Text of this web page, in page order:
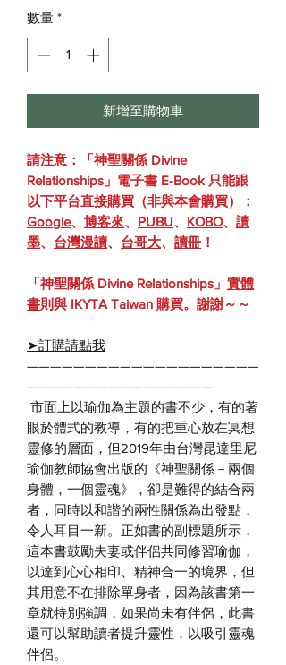
數量 *
新增至購物車
請注意：「神聖關係 Divine
Relationships」電子書 E-Book 只能跟
以下平台直接購買（非與本會購買）：
Google、 博客來、 PUBU、 KOBO、 讀
墨、 台灣漫讀、 台哥大、 讀冊 ！
「神聖關係 Divine Relationships」 實體
書則與 IKYTA Taiwan 購買。謝謝～～
➤訂購請點我
————————————————————
————————————————
市面上以瑜伽為主題的書不少，有的著
眼於體式的教導，有的把重心放在冥想
靈修的層面，但2019年由台灣昆達里尼
瑜伽教師協會出版的《神聖關係－兩個
身體，一個靈魂》，卻是難得的結合兩
者，同時以和諧的兩性關係為出發點，
令人耳目一新。正如書的副標題所示，
這本書鼓勵夫妻或伴侶共同修習瑜伽，
以達到心心相印、精神合一的境界，但
其用意不在排除單身者，因為該書第一
章就特別強調，如果尚未有伴侶，此書
還可以幫助讀者提升靈性，以吸引靈魂
伴侶。